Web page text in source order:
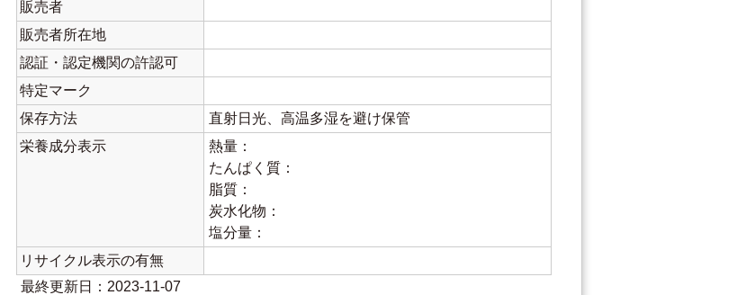
販売者
販売者所在地
認証・認定機関の許認可
特定マーク
保存方法
直射日光、高温多湿を避け保管
栄養成分表示
熱量：
たんぱく質：
脂質：
炭水化物：
塩分量：
リサイクル表示の有無
最終更新日：2023-11-07